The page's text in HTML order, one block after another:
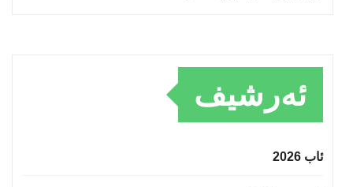
ئەرشیف
ئاب 2026